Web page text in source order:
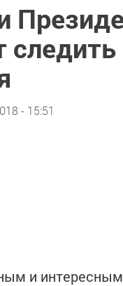
- 15:51
и